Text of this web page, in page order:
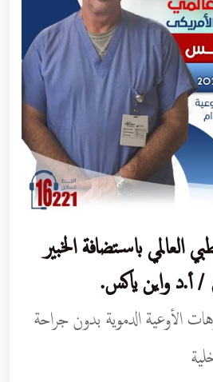
العالمي باستضافة الخبير
/ أ.د واين ياكس.
الأوعية الدموية بدون جراحة